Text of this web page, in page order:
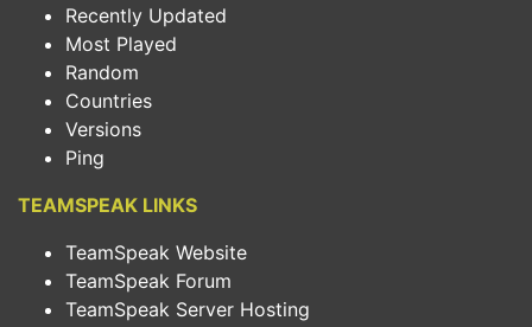
Recently Updated
Most Played
Random
Countries
Versions
Ping
TEAMSPEAK LINKS
TeamSpeak Website
TeamSpeak Forum
TeamSpeak Server Hosting